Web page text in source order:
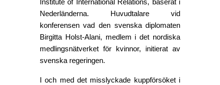
Institute of International Relations, baserat i
Nederländerna. Huvudtalare vid
konferensen vad den svenska diplomaten
Birgitta Holst-Alani, medlem i det nordiska
medlingsnätverket för kvinnor, initierat av
svenska regeringen.
I och med det misslyckade kuppförsöket i